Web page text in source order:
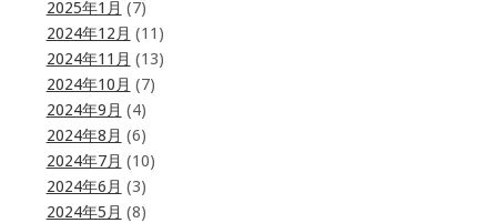
2025年1月 (7)
2024年12月 (11)
2024年11月 (13)
2024年10月 (7)
2024年9月 (4)
2024年8月 (6)
2024年7月 (10)
2024年6月 (3)
2024年5月 (8)